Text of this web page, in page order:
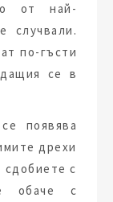
от най-
случвали.
по-гъсти
се в
появява
дрехи
сдобиете с
обаче с